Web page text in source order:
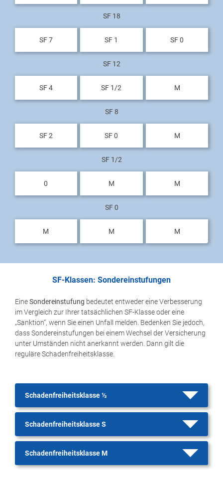
SF 18
SF 7 SF 1 SF 0
SF 12
SF 4 SF 1/2 M
SF 8
SF 2 SF 0 M
SF 1/2
0 M M
SF 0
M M M
SF-Klassen: Sondereinstufungen
EineSondereinstufung bedeutet entweder eine Verbesserung
im Vergleich zur Ihrer tatsächlichen SF-Klasse oder eine
„Sanktion“, wenn Sie einen Unfall melden. Bedenken Sie jedoch,
dass Sondereinstufungen bei einem Wechsel der Versicherung
unter Umständen nicht anerkannt werden. Dann gilt die
reguläre Schadenfreiheitsklasse.
Schadenfreiheitsklasse ½
Schadenfreiheitsklasse S
Schadenfreiheitsklasse M